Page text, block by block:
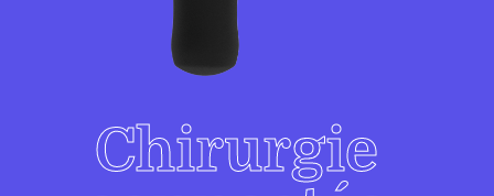
Chirurgie